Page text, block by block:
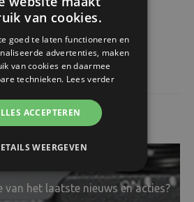
s
Maximum: 85°C
Minimum: -40°C
het laatste nieuws en acties?
van cookies.
goed te laten functioneren en
advertenties, maken
van cookies en daarmee
technieken. Lees verder
ACCEPTEREN
WEERGEVEN